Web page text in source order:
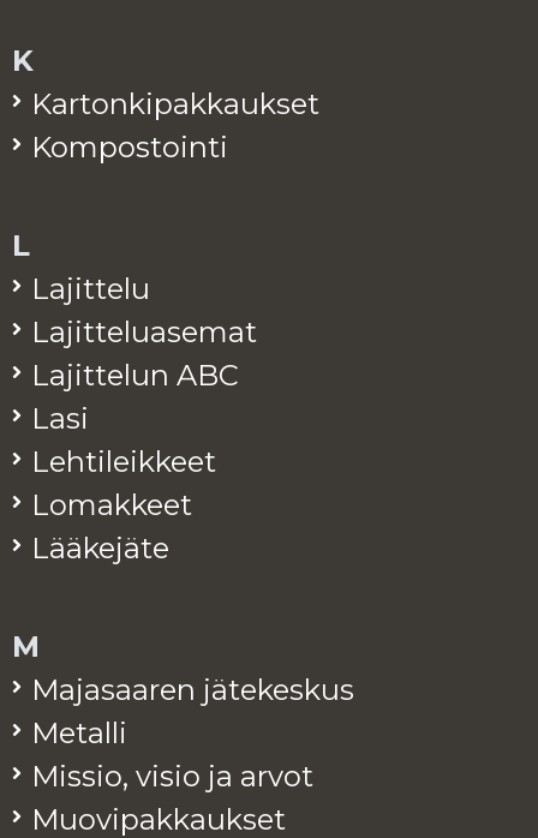
K
Kar­ton­ki­pak­kauk­set
Kom­pos­toin­ti
L
La­jit­te­lu
La­jit­te­lua­se­mat
La­jit­te­lun ABC
Lasi
Leh­ti­leik­keet
Lo­mak­keet
Lää­ke­jä­te
M
Ma­ja­saa­ren jä­te­kes­kus
Me­tal­li
Mis­sio, visio ja arvot
Muo­vi­pak­kauk­set